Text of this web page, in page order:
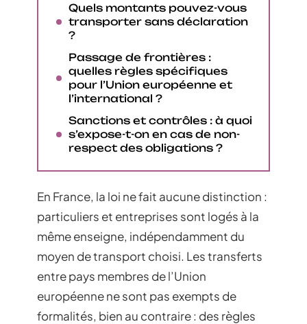
Quels montants pouvez-vous
transporter sans déclaration
?
Passage de frontières :
quelles règles spécifiques
pour l’Union européenne et
l’international ?
Sanctions et contrôles : à quoi
s’expose-t-on en cas de non-
respect des obligations ?
En France, la loi ne fait aucune distinction :
particuliers et entreprises sont logés à la
même enseigne, indépendamment du
moyen de transport choisi. Les transferts
entre pays membres de l’Union
européenne ne sont pas exempts de
formalités, bien au contraire : des règles